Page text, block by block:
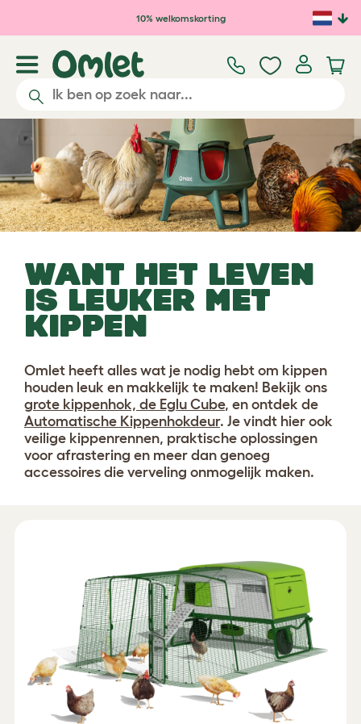
Ga naar de hoofdinhoud
10% welkomskorting
WANT HET LEVEN
IS LEUKER MET
KIPPEN
Omlet heeft alles wat je nodig hebt om kippen
houden leuk en makkelijk te maken! Bekijk ons
grote kippenhok, de Eglu Cube, en ontdek de
Automatische Kippenhokdeur. Je vindt hier ook
veilige kippenrennen, praktische oplossingen
voor afrastering en meer dan genoeg
accessoires die verveling onmogelijk maken.